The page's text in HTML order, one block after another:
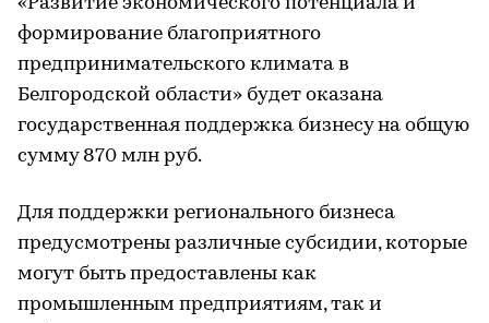
формирование благоприятного
предпринимательского климата в
Белгородской области» будет оказана
государственная поддержка бизнесу на общую
сумму 870 млн руб.
Для поддержки регионального бизнеса
предусмотрены различные субсидии, которые
могут быть предоставлены как
промышленным предприятиям, так и